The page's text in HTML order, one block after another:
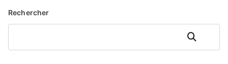
Rechercher
Rechercher